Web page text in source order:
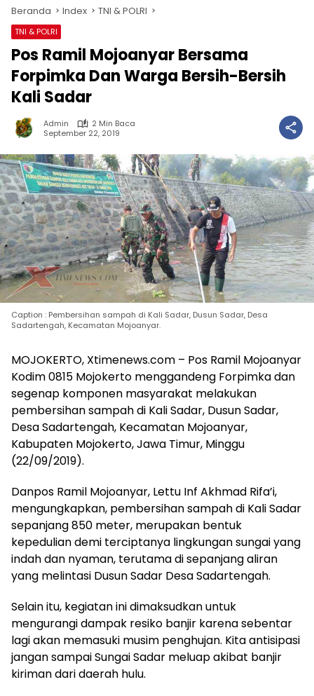
Beranda Index TNI & POLRI
TNI & POLRI
Pos Ramil Mojoanyar Bersama
Forpimka Dan Warga Bersih-Bersih
Kali Sadar
Admin
2 Min Baca
September 22, 2019
Caption : Pembersihan sampah di Kali Sadar, Dusun Sadar, Desa
Sadartengah, Kecamatan Mojoanyar.
MOJOKERTO, Xtimenews.com – Pos Ramil Mojoanyar
Kodim 0815 Mojokerto menggandeng Forpimka dan
segenap komponen masyarakat melakukan
pembersihan sampah di Kali Sadar, Dusun Sadar,
Desa Sadartengah, Kecamatan Mojoanyar,
Kabupaten Mojokerto, Jawa Timur, Minggu
(22/09/2019).
Danpos Ramil Mojoanyar, Lettu Inf Akhmad Rifa’i,
mengungkapkan, pembersihan sampah di Kali Sadar
sepanjang 850 meter, merupakan bentuk
kepedulian demi terciptanya lingkungan sungai yang
indah dan nyaman, terutama di sepanjang aliran
yang melintasi Dusun Sadar Desa Sadartengah.
Selain itu, kegiatan ini dimaksudkan untuk
mengurangi dampak resiko banjir karena sebentar
lagi akan memasuki musim penghujan. Kita antisipasi
jangan sampai Sungai Sadar meluap akibat banjir
kiriman dari daerah hulu.